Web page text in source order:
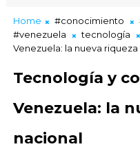
Home #conocimiento
#venezuela
tecnología
Venezuela: la nueva
Tecnología y
Venezuela: la
nacional